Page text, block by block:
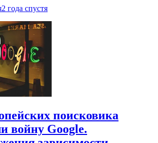
2 года спустя
поисковика
войну Google.